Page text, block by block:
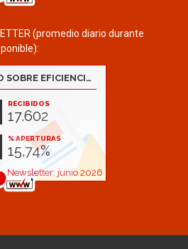
(promedio diario durante